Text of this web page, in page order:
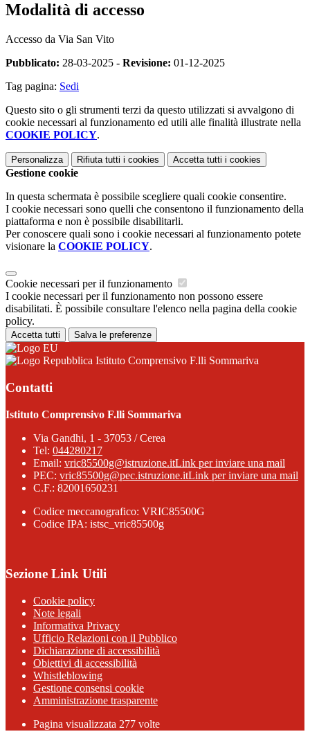
Modalità di accesso
Accesso da Via San Vito
Pubblicato: 28-03-2025 - Revisione: 01-12-2025
Tag pagina: Sedi
Questo sito o gli strumenti terzi da questo utilizzati si avvalgono di
cookie necessari al funzionamento ed utili alle finalità illustrate nella
COOKIE POLICY.
Personalizza Rifiuta tutti i cookies Accetta tutti i cookies
Gestione cookie
In questa schermata è possibile scegliere quali cookie consentire.
I cookie necessari sono quelli che consentono il funzionamento della
piattaforma e non è possibile disabilitarli.
Per conoscere quali sono i cookie necessari al funzionamento potete
visionare la COOKIE POLICY.
Cookie necessari per il funzionamento
I cookie necessari per il funzionamento non possono essere
disabilitati. È possibile consultare l'elenco nella pagina della cookie
policy.
Accetta tutti Salva le preferenze
Istituto Comprensivo F.lli Sommariva
Contatti
Istituto Comprensivo F.lli Sommariva
Via Gandhi, 1 - 37053 / Cerea
Tel: 044280217
Email: vric85500g@istruzione.itLink per inviare una mail
PEC: vric85500g@pec.istruzione.itLink per inviare una mail
C.F.: 82001650231
Codice meccanografico: VRIC85500G
Codice IPA: istsc_vric85500g
Sezione Link Utili
Cookie policy
Note legali
Informativa Privacy
Ufficio Relazioni con il Pubblico
Dichiarazione di accessibilità
Obiettivi di accessibilità
Whistleblowing
Gestione consensi cookie
Amministrazione trasparente
Pagina visualizzata 277 volte